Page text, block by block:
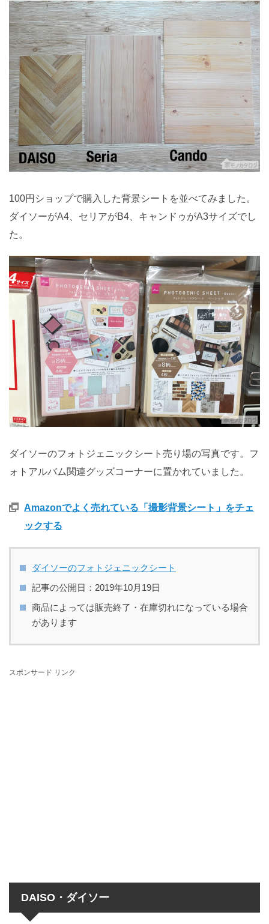
100円ショップで購入した背景シートを並べてみました。
ダイソーがA4、セリアがB4、キャンドゥがA3サイズでし
た。
ダイソーのフォトジェニックシート売り場の写真です。フ
ォトアルバム関連グッズコーナーに置かれていました。
Amazonでよく売れている「撮影背景シート」をチェ
ックする
ダイソーのフォトジェニックシート
記事の公開日：2019年10月19日
商品によっては販売終了・在庫切れになっている場合
があります
スポンサード リンク
DAISO・ダイソー